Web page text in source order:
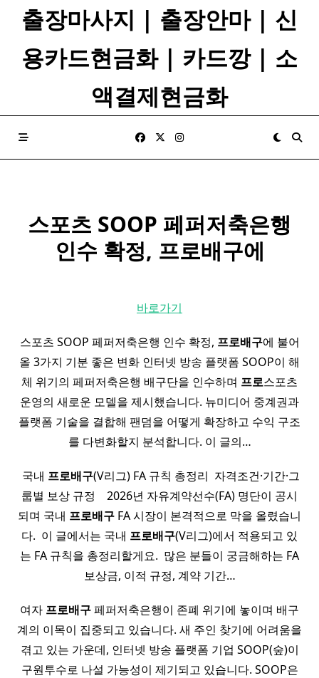
출장마사지 | 출장안마 | 신
용카드현금화 | 카드깡 | 소
액결제현금화
스포츠 SOOP 페퍼저축은행
인수 확정, 프로배구에
바로가기
스포츠 SOOP 페퍼저축은행 인수 확정, 프로배구에 불어
올 3가지 기분 좋은 변화 인터넷 방송 플랫폼 SOOP이 해
체 위기의 페퍼저축은행 배구단을 인수하며 프로스포츠
운영의 새로운 모델을 제시했습니다. 뉴미디어 중계권과
플랫폼 기술을 결합해 팬덤을 어떻게 확장하고 수익 구조
를 다변화할지 분석합니다. 이 글의…
​ 국내 프로배구(V리그) FA 규칙 총정리 ​ 자격조건·기간·그
룹별 보상 규정 ​ ​ ​ 2026년 자유계약선수(FA) 명단이 공시
되며 국내 프로배구 FA 시장이 본격적으로 막을 올렸습니
다. ​ 이 글에서는 국내 프로배구(V리그)에서 적용되고 있
는 FA 규칙을 총정리할게요. ​ 많은 분들이 궁금해하는 FA
보상금, 이적 규정, 계약 기간…
여자 프로배구페퍼저축은행이 존폐 위기에 놓이며 배구
계의 이목이 집중되고 있습니다. 새 주인 찾기에 어려움을
겪고 있는 가운데, 인터넷 방송 플랫폼 기업 SOOP(숲)이
구원투수로 나설 가능성이 제기되고 있습니다. SOOP은